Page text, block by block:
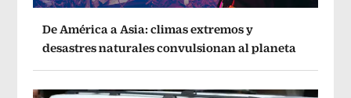
De América a Asia: climas extremos y
desastres naturales convulsionan al planeta